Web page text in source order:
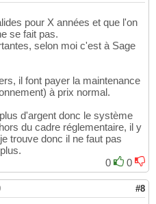
pour X années et que l'on
se fait pas.
selon moi c'est à Sage
il font payer la maintenance
à prix normal.
d'argent donc le système
du cadre réglementaire, il y
trouve donc il ne faut pas
0
0
#8